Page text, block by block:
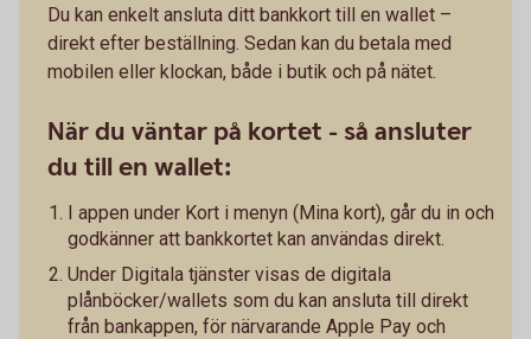
Du kan enkelt ansluta ditt bankkort till en wallet –
direkt efter beställning. Sedan kan du betala med
mobilen eller klockan, både i butik och på nätet.
När du väntar på kortet - så ansluter
du till en wallet:
I appen under Kort i menyn (Mina kort), går du in och
godkänner att bankkortet kan användas direkt.
Under Digitala tjänster visas de digitala
plånböcker/wallets som du kan ansluta till direkt
från bankappen, för närvarande Apple Pay och